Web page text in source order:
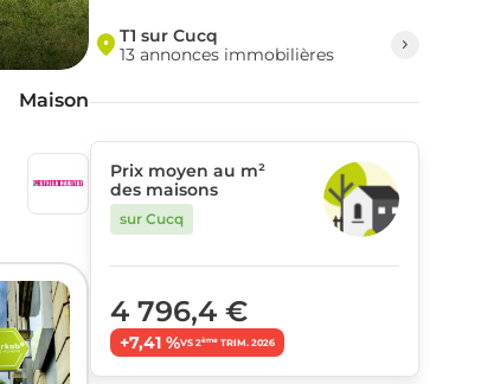
Maison
T1 sur Cucq
13 annonces immobilières
Prix moyen au m²
des maisons
sur Cucq
4 796,4 €
+7,41 %VS 2èmeTRIM. 2026